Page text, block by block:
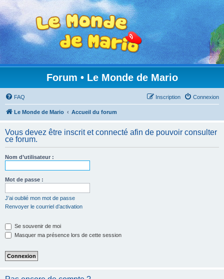
Forum • Le Monde de Mario
FAQ Connexion
Inscription
Le Monde de Mario Accueil du forum
Vous devez être inscrit et connecté afin de pouvoir consulter
ce forum.
Nom d’utilisateur :
Mot de passe :
J’ai oublié mon mot de passe
Renvoyer le courriel d’activation
Se souvenir de moi
Masquer ma présence lors de cette session